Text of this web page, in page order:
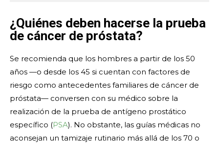
¿Quiénes deben hacerse la prueba
de cáncer de próstata?
Se recomienda que los hombres a partir de los 50
años —o desde los 45 si cuentan con factores de
riesgo como antecedentes familiares de cáncer de
próstata— conversen con su médico sobre la
realización de la prueba de antígeno prostático
específico (PSA). No obstante, las guías médicas no
aconsejan un tamizaje rutinario más allá de los 70 o